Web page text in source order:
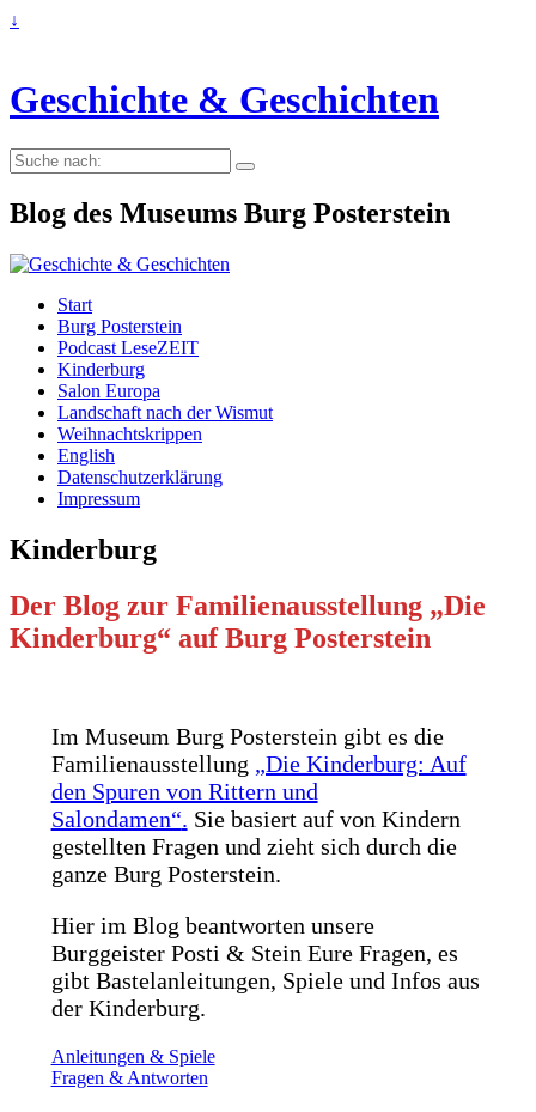
↓
Geschichte & Geschichten
Suche
nach:
Blog des Museums Burg Posterstein
Start
Burg Posterstein
Podcast LeseZEIT
Kinderburg
Salon Europa
Landschaft nach der Wismut
Weihnachtskrippen
English
Datenschutzerklärung
Impressum
Kinderburg
Der Blog zur Familienausstellung „Die
Kinderburg“ auf Burg Posterstein
Im Museum Burg Posterstein gibt es die
Familienausstellung „Die Kinderburg: Auf
den Spuren von Rittern und
Salondamen“. Sie basiert auf von Kindern
gestellten Fragen und zieht sich durch die
ganze Burg Posterstein.
Hier im Blog beantworten unsere
Burggeister Posti & Stein Eure Fragen, es
gibt Bastelanleitungen, Spiele und Infos aus
der Kinderburg.
Anleitungen & Spiele
Fragen & Antworten